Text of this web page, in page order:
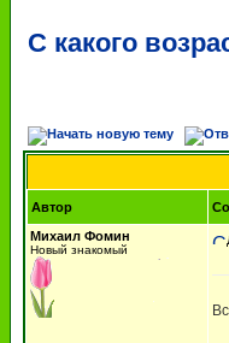
С какого
Автор
Михаил Фомин
Новый знакомый